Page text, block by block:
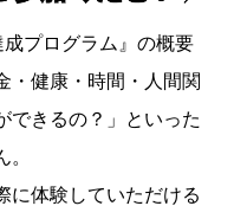
プログラム』の概要
・健康・時間・人間関
できるの？」といった
に体験していただける